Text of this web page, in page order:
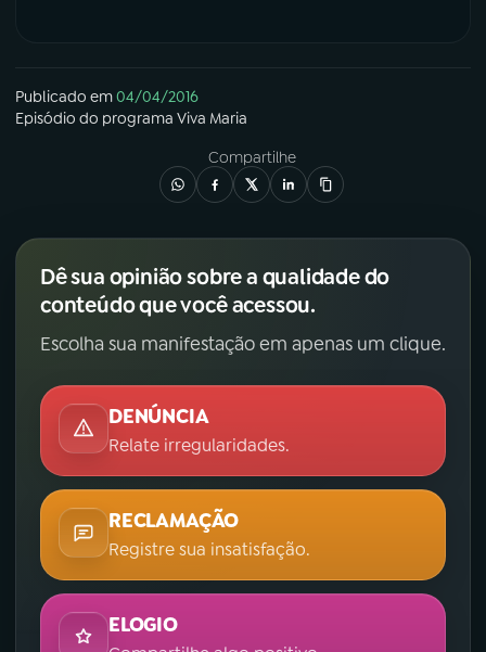
Publicado em04/04/2016
Episódio do programa Viva Maria
Compartilhe
Dê sua opinião sobre a qualidade do
conteúdo que você acessou.
Escolha sua manifestação em apenas um clique.
DENÚNCIA
Relate irregularidades.
RECLAMAÇÃO
Registre sua insatisfação.
ELOGIO